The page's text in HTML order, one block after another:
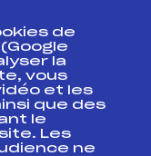
de
la
vous
et les
que des
le
Les
ne